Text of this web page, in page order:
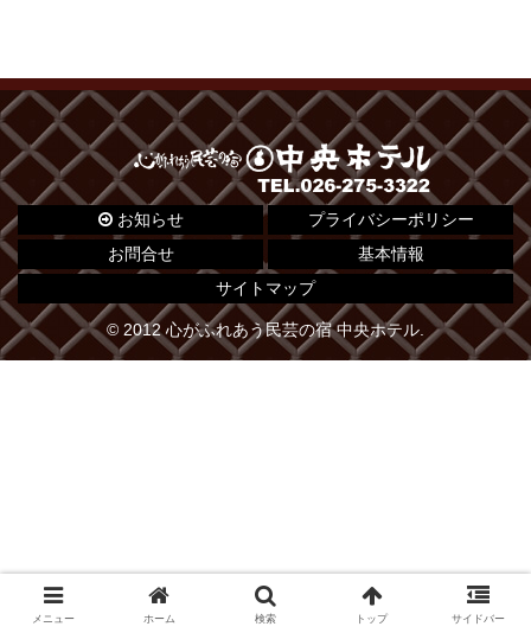
お知らせ
プライバシーポリシー
お問合せ
基本情報
サイトマップ
© 2012 心がふれあう民芸の宿 中央ホテル.
メニュー ホーム 検索 トップ サイドバー